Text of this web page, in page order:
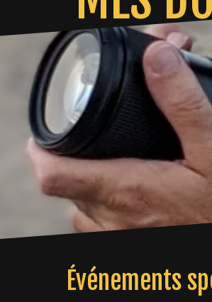
Événements
l'énergie, l'effort et l'émotion des
pour les sponsors et organisateurs